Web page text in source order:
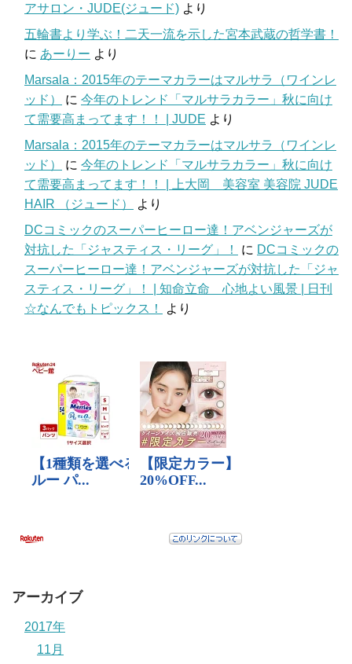
アサロン・JUDE(ジュード) より
五輪書より学ぶ！二天一流を示した宮本武蔵の哲学書！
に あーりー より
Marsala：2015年のテーマカラーはマルサラ（ワインレ
ッド）
に 今年のトレンド「マルサラカラー」秋に向け
て需要高まってます！！ | JUDE より
Marsala：2015年のテーマカラーはマルサラ（ワインレ
ッド）
に 今年のトレンド「マルサラカラー」秋に向け
て需要高まってます！！ | 上大岡 美容室 美容院 JUDE
HAIR （ジュード）
より
DCコミックのスーパーヒーロー達！アベンジャーズが
対抗した「ジャスティス・リーグ」！
に DCコミックの
スーパーヒーロー達！アベンジャーズが対抗した「ジャ
スティス・リーグ」！ | 知命立命 心地よい風景 | 日刊
☆なんでもトピックス！
より
アーカイブ
2017年
11月